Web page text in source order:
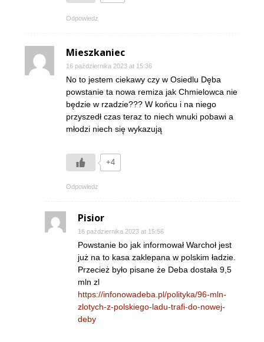
Odpowiedz
Mieszkaniec
16 października 2023 at 15:36
No to jestem ciekawy czy w Osiedlu Dęba
powstanie ta nowa remiza jak Chmielowca nie
będzie w rzadzie??? W końcu i na niego
przyszedł czas teraz to niech wnuki pobawi a
młodzi niech się wykazują
+4
Odpowiedz
Pisior
16 października 2023 at 15:56
Powstanie bo jak informował Warchoł jest
już na to kasa zaklepana w polskim ładzie.
Przecież było pisane że Deba dostała 9,5
mln zl
https://infonowadeba.pl/polityka/96-mln-
zlotych-z-polskiego-ladu-trafi-do-nowej-
deby